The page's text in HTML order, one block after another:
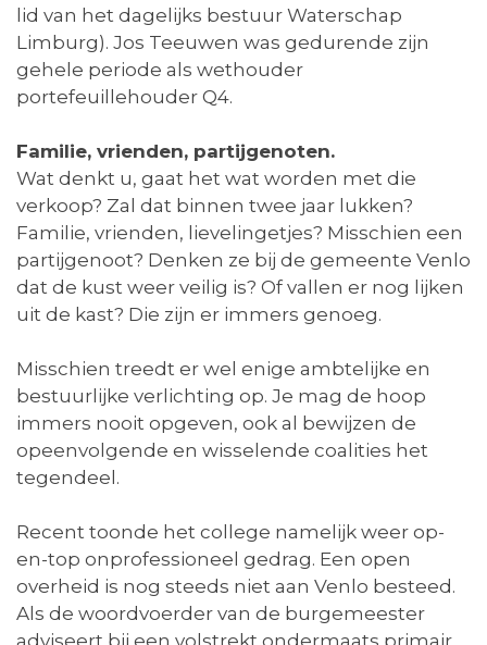
lid van het dagelijks bestuur Waterschap
Limburg). Jos Teeuwen was gedurende zijn
gehele periode als wethouder
portefeuillehouder Q4.
Familie, vrienden, partijgenoten.
Wat denkt u, gaat het wat worden met die
verkoop? Zal dat binnen twee jaar lukken?
Familie, vrienden, lievelingetjes? Misschien een
partijgenoot? Denken ze bij de gemeente Venlo
dat de kust weer veilig is? Of vallen er nog lijken
uit de kast? Die zijn er immers genoeg.
Misschien treedt er wel enige ambtelijke en
bestuurlijke verlichting op. Je mag de hoop
immers nooit opgeven, ook al bewijzen de
opeenvolgende en wisselende coalities het
tegendeel.
Recent toonde het college namelijk weer op-
en-top onprofessioneel gedrag. Een open
overheid is nog steeds niet aan Venlo besteed.
Als de woordvoerder van de burgemeester
adviseert bij een volstrekt ondermaats primair